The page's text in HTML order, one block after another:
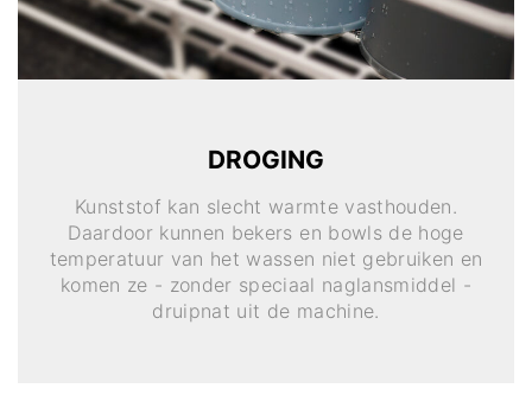
DROGING
Kunststof kan slecht warmte vasthouden.
Daardoor kunnen bekers en bowls de hoge
temperatuur van het wassen niet gebruiken en
komen ze - zonder speciaal naglansmiddel -
druipnat uit de machine.